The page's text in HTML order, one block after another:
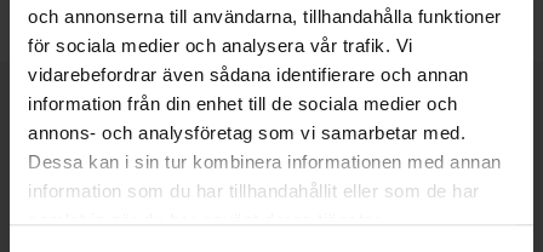
och annonserna till användarna, tillhandahålla funktioner
för sociala medier och analysera vår trafik. Vi
vidarebefordrar även sådana identifierare och annan
information från din enhet till de sociala medier och
annons- och analysföretag som vi samarbetar med.
Dessa kan i sin tur kombinera informationen med annan
information som du har tillhandahållit eller som de har
samlat in när du har använt deras tjänster.